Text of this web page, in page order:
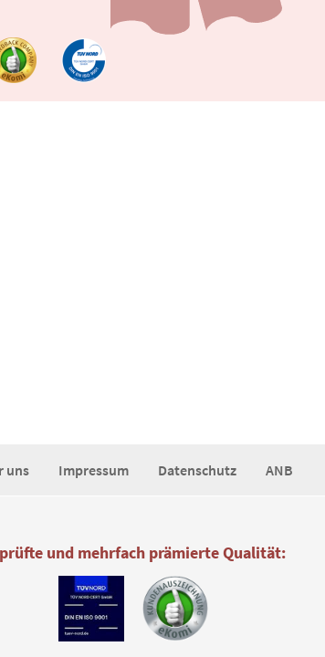
uns Impressum Datenschutz ANB
und mehrfach prämierte Qualität: